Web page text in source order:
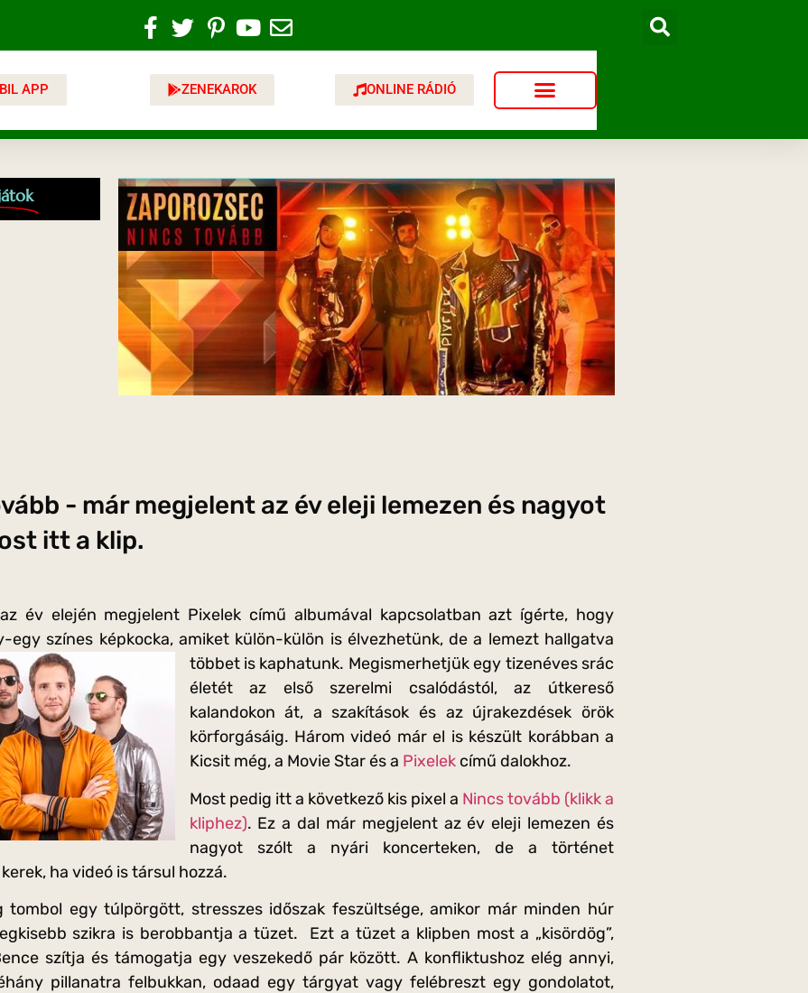
APP ZENEKAROK ONLINE RÁDIÓ
- már megjelent az év eleji lemezen és nagyot
itt a klip.
év elején megjelent Pixelek című albumával kapcsolatban azt ígérte, hogy
egy színes képkocka, amiket külön-külön is élvezhetünk, de a lemezt hallgatva
többet is kaphatunk. Megismerhetjük egy tizenéves srác
életét az első szerelmi csalódástól, az útkereső
kalandokon át, a szakítások és az újrakezdések örök
körforgásáig. Három videó már el is készült korábban a
Kicsit még, a Movie Star és a Pixelekcímű dalokhoz.
Most pedig itt a következő kis pixel a Nincs tovább (klikk a
kliphez). Ez a dal már megjelent az év eleji lemezen és
nagyot szólt a nyári koncerteken, de a történet
ha videó is társul hozzá.
tombol egy túlpörgött, stresszes időszak feszültsége, amikor már minden húr
szikra is berobbantja a tüzet. Ezt a tüzet a klipben most a „kisördög”,
szítja és támogatja egy veszekedő pár között. A konfliktushoz elég annyi,
pillanatra felbukkan, odaad egy tárgyat vagy felébreszt egy gondolatot,